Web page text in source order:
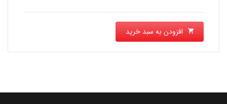
افزودن به سبد خرید